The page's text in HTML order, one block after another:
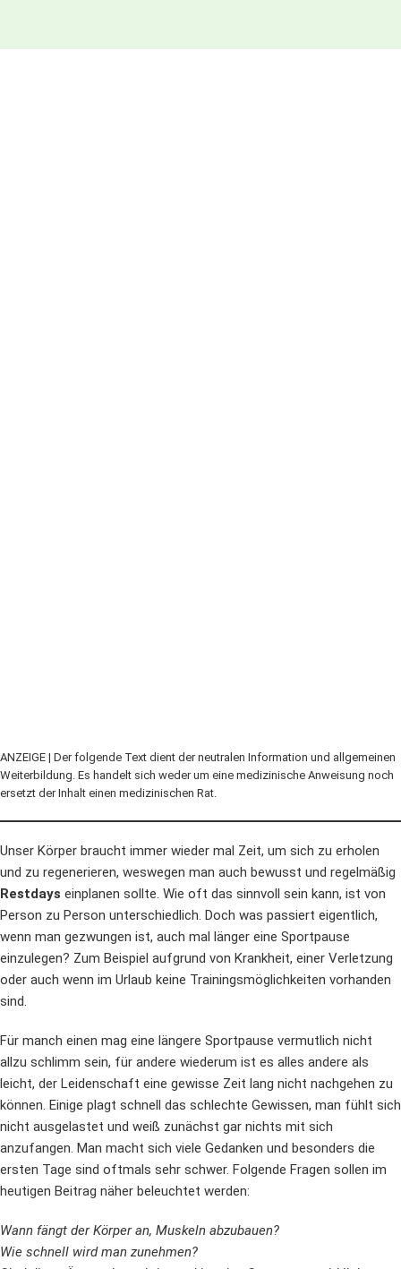
ANZEIGE | Der folgende Text dient der neutralen Information und allgemeinen
Weiterbildung. Es handelt sich weder um eine medizinische Anweisung noch
ersetzt der Inhalt einen medizinischen Rat.
Unser Körper braucht immer wieder mal Zeit, um sich zu erholen
und zu regenerieren, weswegen man auch bewusst und regelmäßig
Restdays einplanen sollte. Wie oft das sinnvoll sein kann, ist von
Person zu Person unterschiedlich. Doch was passiert eigentlich,
wenn man gezwungen ist, auch mal länger eine Sportpause
einzulegen? Zum Beispiel aufgrund von Krankheit, einer Verletzung
oder auch wenn im Urlaub keine Trainingsmöglichkeiten vorhanden
sind.
Für manch einen mag eine längere Sportpause vermutlich nicht
allzu schlimm sein, für andere wiederum ist es alles andere als
leicht, der Leidenschaft eine gewisse Zeit lang nicht nachgehen zu
können. Einige plagt schnell das schlechte Gewissen, man fühlt sich
nicht ausgelastet und weiß zunächst gar nichts mit sich
anzufangen. Man macht sich viele Gedanken und besonders die
ersten Tage sind oftmals sehr schwer. Folgende Fragen sollen im
heutigen Beitrag näher beleuchtet werden:
Wann fängt der Körper an, Muskeln abzubauen?
Wie schnell wird man zunehmen?